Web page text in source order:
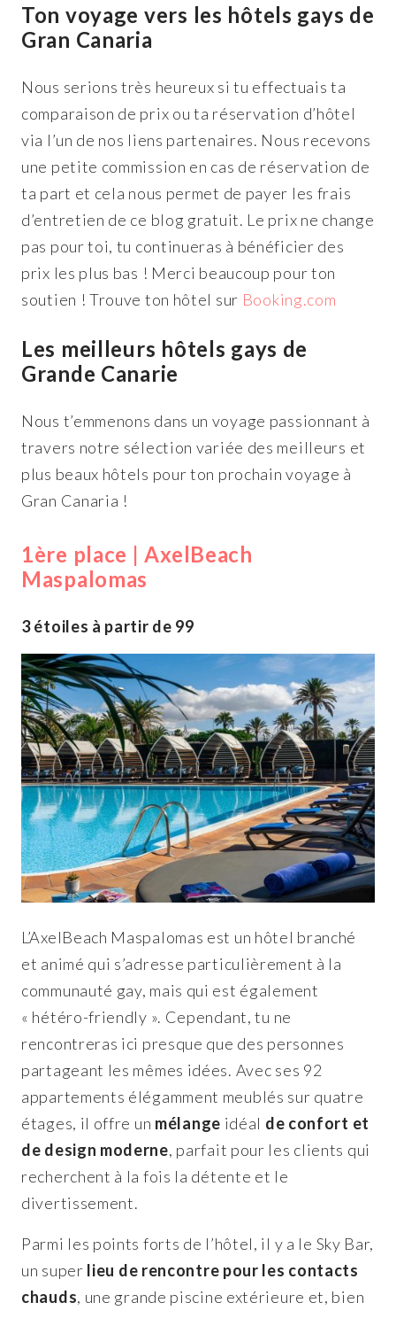
Ton voyage vers les hôtels gays de
Gran Canaria
Nous serions très heureux si tu effectuais ta
comparaison de prix ou ta réservation d’hôtel
via l’un de nos liens partenaires. Nous recevons
une petite commission en cas de réservation de
ta part et cela nous permet de payer les frais
d’entretien de ce blog gratuit. Le prix ne change
pas pour toi, tu continueras à bénéficier des
prix les plus bas ! Merci beaucoup pour ton
soutien ! Trouve ton hôtel sur Booking.com
Les meilleurs hôtels gays de
Grande Canarie
Nous t’emmenons dans un voyage passionnant à
travers notre sélection variée des meilleurs et
plus beaux hôtels pour ton prochain voyage à
Gran Canaria !
1ère place | AxelBeach
Maspalomas
3 étoiles à partir de 99
L’AxelBeach Maspalomas est un hôtel branché
et animé qui s’adresse particulièrement à la
communauté gay, mais qui est également
« hétéro-friendly ». Cependant, tu ne
rencontreras ici presque que des personnes
partageant les mêmes idées. Avec ses 92
appartements élégamment meublés sur quatre
étages, il offre un mélange idéal de confort et
de design moderne, parfait pour les clients qui
recherchent à la fois la détente et le
divertissement.
Parmi les points forts de l’hôtel, il y a le Sky Bar,
un super lieu de rencontre pour les contacts
chauds, une grande piscine extérieure et, bien